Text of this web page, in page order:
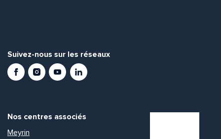
Suivez-nous sur les réseaux
FacebookInstagramYoutubeLinkedIn
Nos centres associés
Meyrin